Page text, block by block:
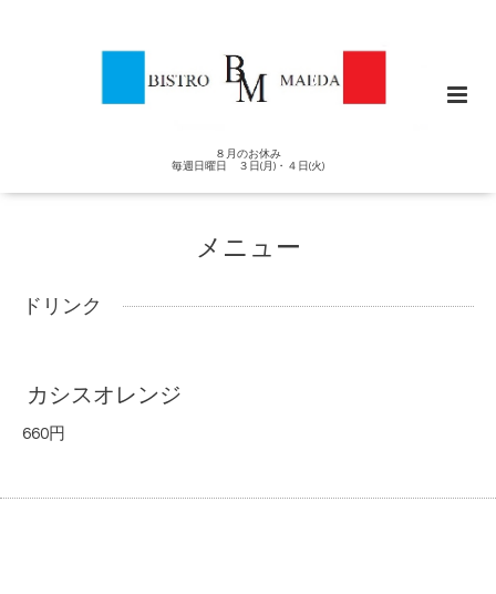
８月のお休み
毎週日曜日 ３日(月)・４日(火)
メニュー
ドリンク
カシスオレンジ
660円